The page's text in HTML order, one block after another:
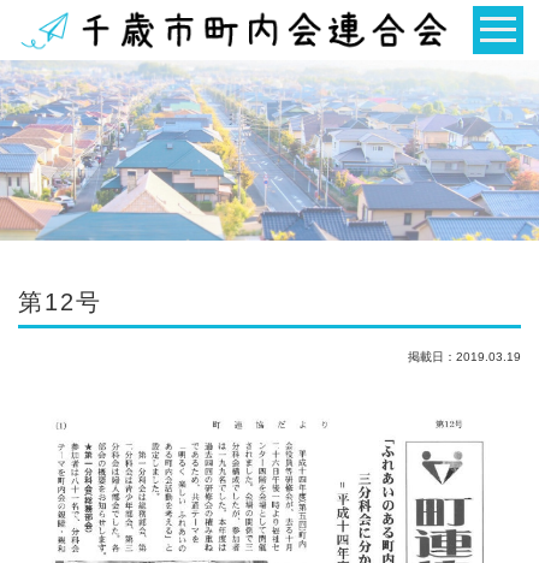
第12号
掲載日：2019.03.19